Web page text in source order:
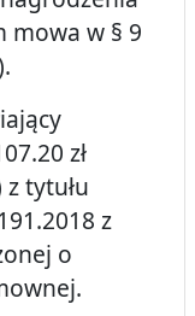
w § 9
zł
z tytułu
z
o